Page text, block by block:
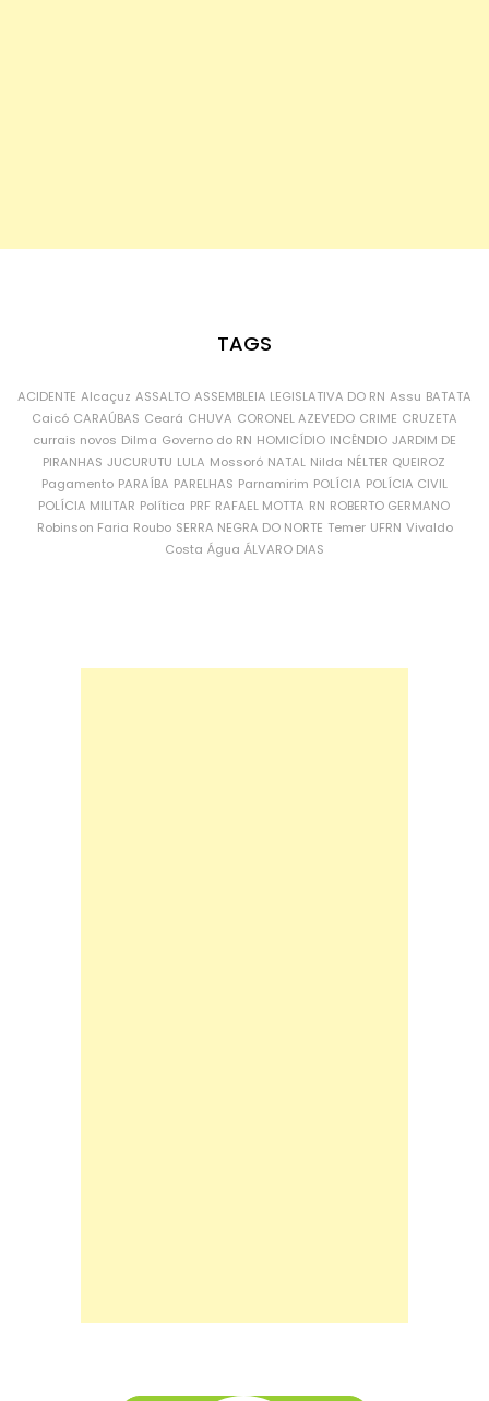
TAGS
ACIDENTE Alcaçuz ASSALTO ASSEMBLEIA LEGISLATIVA DO RN Assu BATATA
Caicó CARAÚBAS Ceará CHUVA CORONEL AZEVEDO CRIME CRUZETA
currais novos Dilma Governo do RN HOMICÍDIO INCÊNDIO JARDIM DE
PIRANHAS JUCURUTU LULA Mossoró NATAL Nilda NÉLTER QUEIROZ
Pagamento PARAÍBA PARELHAS Parnamirim POLÍCIA POLÍCIA CIVIL
POLÍCIA MILITAR Política PRF RAFAEL MOTTA RN ROBERTO GERMANO
Robinson Faria Roubo SERRA NEGRA DO NORTE Temer UFRN Vivaldo
Costa Água ÁLVARO DIAS